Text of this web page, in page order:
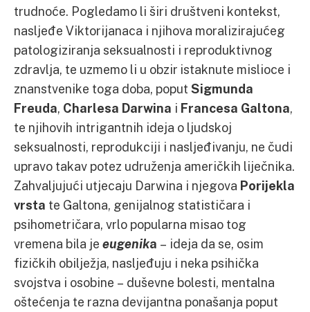
trudnoće. Pogledamo li širi društveni kontekst,
nasljeđe Viktorijanaca i njihova moralizirajućeg
patologiziranja seksualnosti i reproduktivnog
zdravlja, te uzmemo li u obzir istaknute mislioce i
znanstvenike toga doba, poput Sigmunda
Freuda, Charlesa Darwina i Francesa Galtona,
te njihovih intrigantnih ideja o ljudskoj
seksualnosti, reprodukciji i nasljeđivanju, ne čudi
upravo takav potez udruženja američkih liječnika.
Zahvaljujući utjecaju Darwina i njegova Porijekla
vrsta te Galtona, genijalnog statističara i
psihometričara, vrlo popularna misao tog
vremena bila je eugenika – ideja da se, osim
fizičkih obilježja, nasljeđuju i neka psihička
svojstva i osobine – duševne bolesti, mentalna
oštećenja te razna devijantna ponašanja poput